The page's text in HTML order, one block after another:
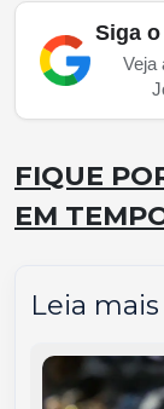
Siga
Veja
FIQUE
EM
Leia mais